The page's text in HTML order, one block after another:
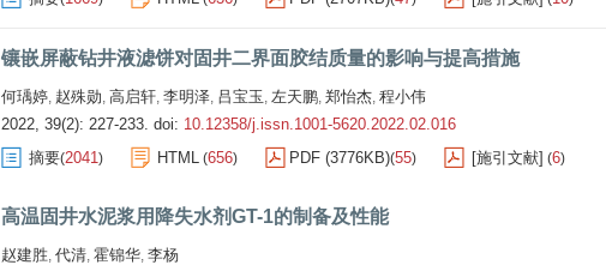
镶嵌屏蔽钻井液滤饼对固井二界面胶结质量的影响与提高措施
何瑀婷, 赵殊勋, 高启轩, 李明泽, 吕宝玉, 左天鹏, 郑怡杰, 程小伟
2022, 39(2): 227-233. doi: 10.12358/j.issn.1001-5620.2022.02.016
摘要(2041) HTML (656) PDF (3776KB)(55) [施引文献] (6)
高温固井水泥浆用降失水剂GT-1的制备及性能
赵建胜, 代清, 霍锦华, 李杨